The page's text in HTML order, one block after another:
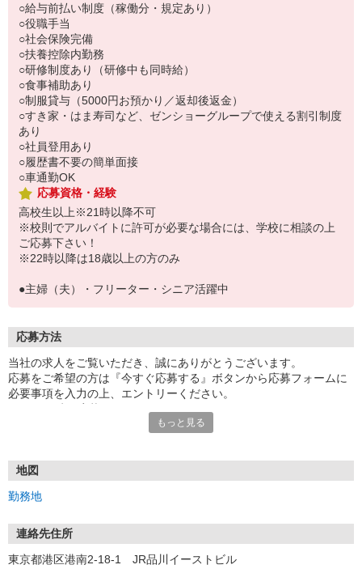
○給与前払い制度（稼働分・規定あり）
○役職手当
○社会保険完備
○扶養控除内勤務
○研修制度あり（研修中も同時給）
○食事補助あり
○制服貸与（5000円お預かり／返却後返金）
○すき家・はま寿司など、ゼンショーグループで使える割引制度
あり
○社員登用あり
○履歴書不要の簡単面接
○車通勤OK
応募資格・経験
高校生以上※21時以降不可
※校則でアルバイトに許可が必要な場合には、学校に相談の上
ご応募下さい！
※22時以降は18歳以上の方のみ
●主婦（夫）・フリーター・シニア活躍中
応募方法
当社の求人をご覧いただき、誠にありがとうございます。
応募をご希望の方は『今すぐ応募する』ボタンから応募フォームに
必要事項を入力の上、エントリーください。
号」など
もっと見る
地図
勤務地
連絡先住所
東京都港区港南2-18-1 JR品川イーストビル